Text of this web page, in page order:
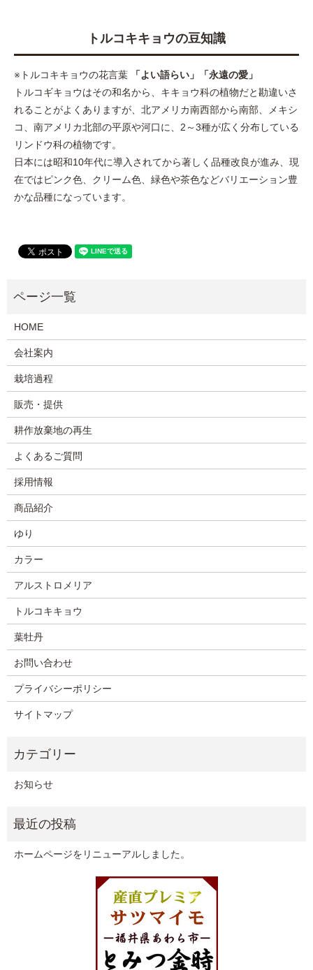
トルコキキョウの豆知識
※トルコキキョウの花言葉
「よい語らい」「永遠の愛」
トルコギキョウはその和名から、キキョウ科の植物だと勘違いさ
れることがよくありますが、北アメリカ南西部から南部、メキシ
コ、南アメリカ北部の平原や河口に、2～3種が広く分布している
リンドウ科の植物です。
日本には昭和10年代に導入されてから著しく品種改良が進み、現
在ではピンク色、クリーム色、緑色や茶色などバリエーション豊
かな品種になっています。
HOME
会社案内
栽培過程
販売・提供
耕作放棄地の再生
よくあるご質問
採用情報
商品紹介
ゆり
カラー
アルストロメリア
トルコキキョウ
葉牡丹
お問い合わせ
プライバシーポリシー
サイトマップ
お知らせ
ホームページをリニューアルしました。